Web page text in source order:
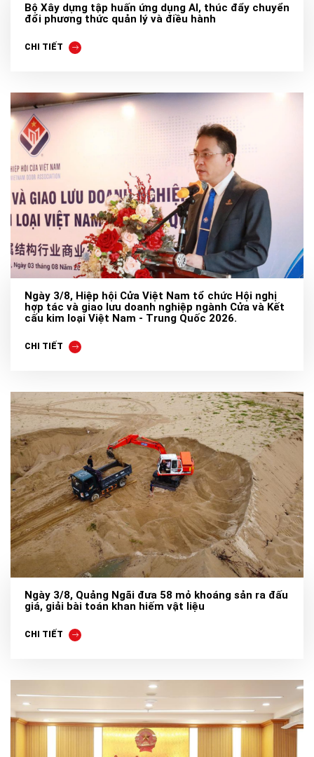
Bộ Xây dựng tập huấn ứng dụng AI, thúc đẩy chuyển
đổi phương thức quản lý và điều hành
CHI TIẾT
Ngày 3/8, Hiệp hội Cửa Việt Nam tổ chức Hội nghị
hợp tác và giao lưu doanh nghiệp ngành Cửa và Kết
cấu kim loại Việt Nam - Trung Quốc 2026.
CHI TIẾT
Ngày 3/8, Quảng Ngãi đưa 58 mỏ khoáng sản ra đấu
giá, giải bài toán khan hiếm vật liệu
CHI TIẾT